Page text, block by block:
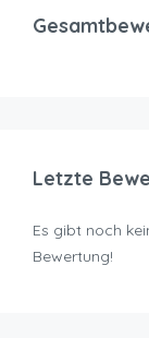
Letzte
Es gibt noch
Bewertung!